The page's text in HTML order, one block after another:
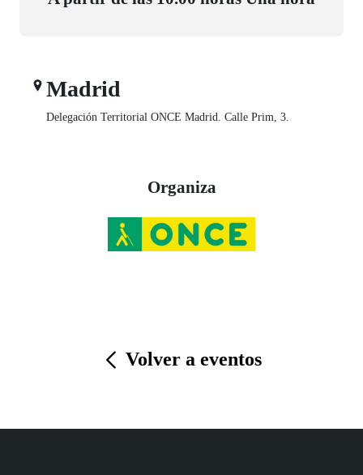
Madrid
Delegación Territorial ONCE Madrid. Calle Prim, 3.
Organiza
Volver a eventos